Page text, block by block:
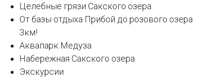
Целебные грязи Сакского озера.
От базы отдыха Прибой до розового озера
3км!
Аквапарк Медуза
Набережная Сакского озера
Экскурсии